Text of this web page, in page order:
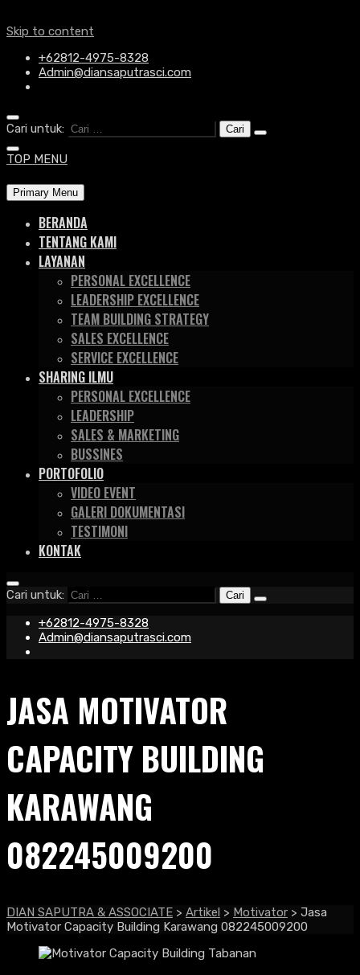
Skip to content
+62812-4975-8328
Admin@diansaputrasci.com
Cari untuk:
TOP MENU
Primary Menu
BERANDA
TENTANG KAMI
LAYANAN
PERSONAL EXCELLENCE
LEADERSHIP EXCELLENCE
TEAM BUILDING STRATEGY
SALES EXCELLENCE
SERVICE EXCELLENCE
SHARING ILMU
PERSONAL EXCELLENCE
LEADERSHIP
SALES & MARKETING
BUSSINES
PORTOFOLIO
VIDEO EVENT
GALERI DOKUMENTASI
TESTIMONI
KONTAK
Cari untuk:
+62812-4975-8328
Admin@diansaputrasci.com
JASA MOTIVATOR
CAPACITY BUILDING
KARAWANG
082245009200
DIAN SAPUTRA & ASSOCIATE > Artikel > Motivator > Jasa
Motivator Capacity Building Karawang 082245009200